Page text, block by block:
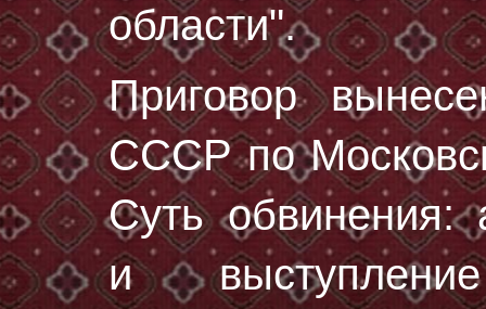
области".
Приговор
СССР по
Суть обвинения:
и